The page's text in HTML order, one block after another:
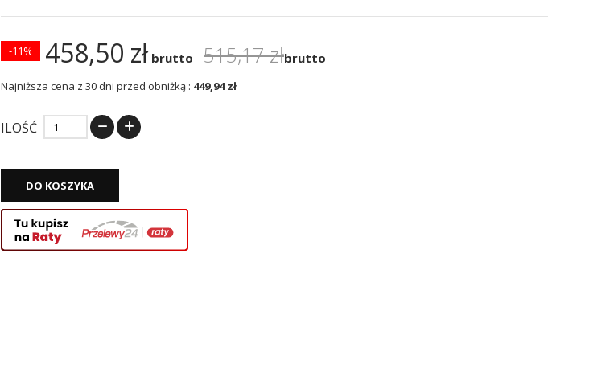
458,50 zł brutto 515,17 złbrutto
-11%
Najniższa cena z 30 dni przed obniżką : 449,94 zł
ILOŚĆ
DO KOSZYKA